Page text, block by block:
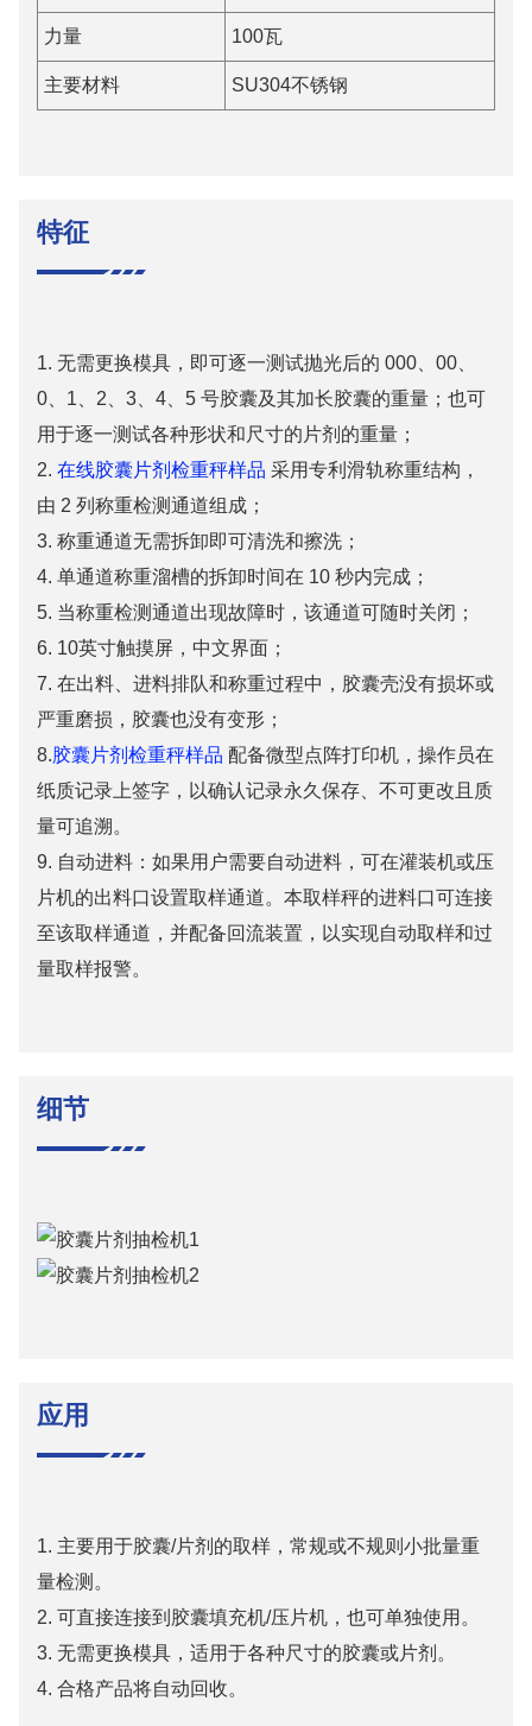
力量 100瓦
主要材料 SU304不锈钢
特征
1. 无需更换模具，即可逐一测试抛光后的 000、00、
0、1、2、3、4、5 号胶囊及其加长胶囊的重量；也可
用于逐一测试各种形状和尺寸的片剂的重量；
2. 在线胶囊片剂检重秤样品 采用专利滑轨称重结构，
由 2 列称重检测通道组成；
3. 称重通道无需拆卸即可清洗和擦洗；
4. 单通道称重溜槽的拆卸时间在 10 秒内完成；
5. 当称重检测通道出现故障时，该通道可随时关闭；
6. 10英寸触摸屏，中文界面；
7. 在出料、进料排队和称重过程中，胶囊壳没有损坏或
严重磨损，胶囊也没有变形；
8.胶囊片剂检重秤样品 配备微型点阵打印机，操作员在
纸质记录上签字，以确认记录永久保存、不可更改且质
量可追溯。
9. 自动进料：如果用户需要自动进料，可在灌装机或压
片机的出料口设置取样通道。本取样秤的进料口可连接
至该取样通道，并配备回流装置，以实现自动取样和过
量取样报警。
细节
应用
1. 主要用于胶囊/片剂的取样，常规或不规则小批量重
量检测。
2. 可直接连接到胶囊填充机/压片机，也可单独使用。
3. 无需更换模具，适用于各种尺寸的胶囊或片剂。
4. 合格产品将自动回收。